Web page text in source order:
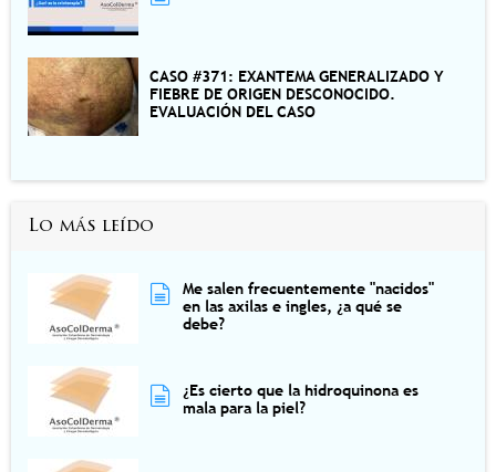
CASO #371: EXANTEMA GENERALIZADO Y
FIEBRE DE ORIGEN DESCONOCIDO.
EVALUACIÓN DEL CASO
Lo más leído
Me salen frecuentemente "nacidos"
en las axilas e ingles, ¿a qué se
debe?
¿Es cierto que la hidroquinona es
mala para la piel?